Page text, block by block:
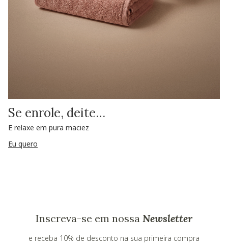
Se enrole, deite…
E relaxe em pura maciez
Eu quero
Inscreva-se em nossa Newsletter
e receba 10% de desconto na sua primeira compra